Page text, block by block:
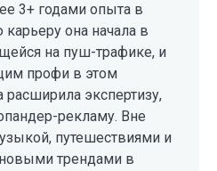
3+ годами опыта в
она начала в
на пуш-трафике, и
профи в этом
экспертизу,
рекламу. Вне
путешествиями и
новыми трендами в